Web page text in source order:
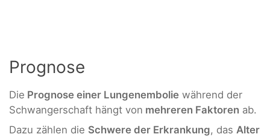
Prognose
Die Prognose einer Lungenembolie während der
Schwangerschaft hängt von mehreren Faktoren ab.
Dazu zählen die Schwere der Erkrankung, das Alter